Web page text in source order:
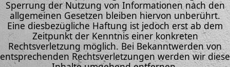
Sperrung der Nutzung von Informationen nach den
allgemeinen Gesetzen bleiben hiervon unberührt.
Eine diesbezügliche Haftung ist jedoch erst ab dem
Zeitpunkt der Kenntnis einer konkreten
Rechtsverletzung möglich. Bei Bekanntwerden von
entsprechenden Rechtsverletzungen werden wir diese